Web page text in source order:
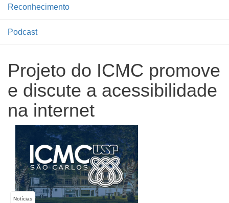
Reconhecimento
Podcast
Projeto do ICMC promove
e discute a acessibilidade
na internet
Notícias